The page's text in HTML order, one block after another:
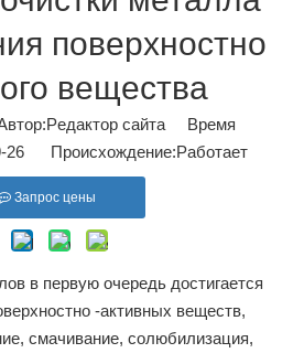
поверхностно
вещества
сайта Время
26 Происхождение:Работает
Запрос цены
в первую очередь достигается
-активных веществ,
смачивание, солюбилизация,